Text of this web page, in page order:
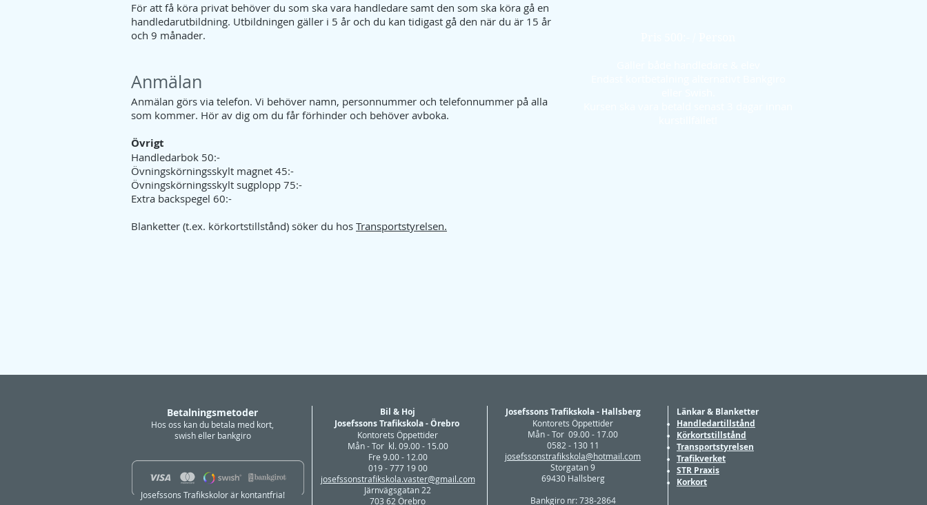
För att få köra privat behöver du som ska vara handledare samt den som ska köra gå en
handledarutbildning. Utbildningen gäller i 5 år och du kan tidigast gå den när du är 15 år
och 9 månader.
Anmälan
Anmälan görs via telefon. Vi behöver namn, personnummer och telefonnummer på alla
som kommer. Hör av dig om du får förhinder och behöver avboka.
Övrigt
Handledarbok 50:-
Övningskörningsskylt magnet 45:-
Övningskörningsskylt sugplopp 75:-
Extra backspegel 60:-
Blanketter (t.ex. körkortstillstånd) söker du hos Transportstyrelsen.
Betalningsmetoder
Hos oss kan du betala med kort,
swish eller bankgiro
Josefssons Trafikskolor är kontantfria!
Bil & Hoj
Josefssons Trafikskola - Örebro
Kontorets Öppettider
Mån - Tor kl. 09.00 - 15.00
Fre 9.00 - 12.00
019 - 777 19 00
josefssonstrafikskola.vaster@gmail.com
Järnvägsgatan 22
703 62 Örebro
Josefssons Trafikskola - Hallsberg
Kontorets Öppettider
Mån - Tor 09.00 - 17.00
0582 - 130 11
josefssonstrafikskola@hotmail.com
Storgatan 9
69430 Hallsberg
Bankgiro nr: 738-2864
Länkar & Blanketter
Handledartillstånd
Körkortstillstånd
Transportstyrelsen
Trafikverket
STR Praxis
Korkort